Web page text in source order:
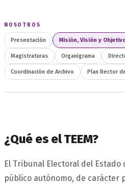
NOSOTROS
Presentación Misión, Visión y
Magistraturas Organigrama
Coordinación de Archivo Plan Rector
¿Qué es el TEEM?
El Tribunal Electoral del Estado
público autónomo, de carácter